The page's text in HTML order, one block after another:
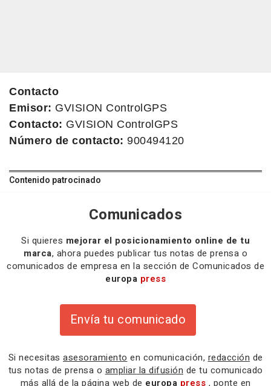
Contacto
Emisor: GVISION ControlGPS
Contacto: GVISION ControlGPS
Número de contacto: 900494120
Contenido patrocinado
Comunicados
Si quieres mejorar el posicionamiento online de tu
marca, ahora puedes publicar tus notas de prensa o
comunicados de empresa en la sección de Comunicados de
europa press
Envía tu comunicado
Si necesitas asesoramiento en comunicación, redacción de
tus notas de prensa o ampliar la difusión de tu comunicado
más allá de la página web de europa press , ponte en